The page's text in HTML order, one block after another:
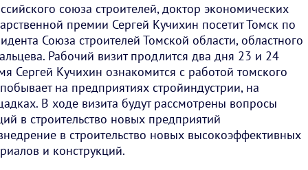
союза строителей, доктор экономических
премии Сергей Кучихин посетит Томск по
Союза строителей Томской области, областного
Рабочий визит продлится два дня 23 и 24
Сергей Кучихин ознакомится с работой томского
на предприятиях стройиндустрии, на
В ходе визита будут рассмотрены вопросы
в строительство новых предприятий
в строительство новых высокоэффективных
и конструкций.